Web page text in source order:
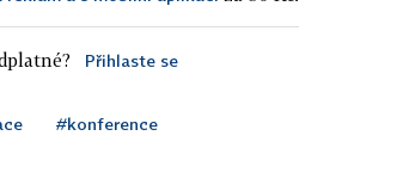
Přihlaste se
#konference